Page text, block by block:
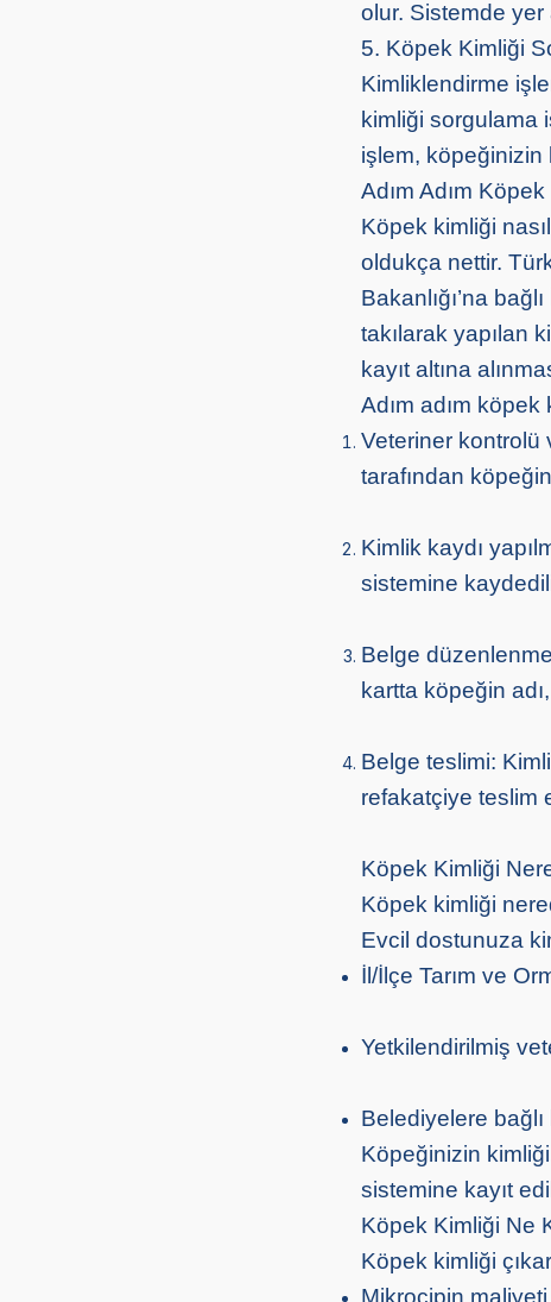
olur. Sistemde
5. Köpek Kimliği
Kimliklendirme
kimliği sorgulama
işlem, köpeğinizin
Adım Adım
Köpek kimliği
oldukça nettir.
Bakanlığı’na
takılarak yapılan
kayıt altına
Adım adım
Veteriner kontrolü
tarafından
Kimlik kaydı
sistemine
Belge
kartta köpeğin
Belge teslimi:
refakatçiye teslim
Köpek Kimliği
Köpek kimliği
Evcil dostunuza
İl/İlçe Tarım ve
Yetkilendirilmiş
Belediyelere bağlı
Köpeğinizin
sistemine kayıt
Köpek Kimliği Ne
Köpek kimliği
Mikroçipin maliyeti